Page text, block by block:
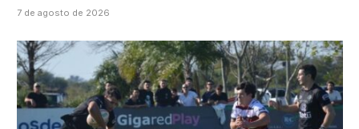
7 de agosto de 2026